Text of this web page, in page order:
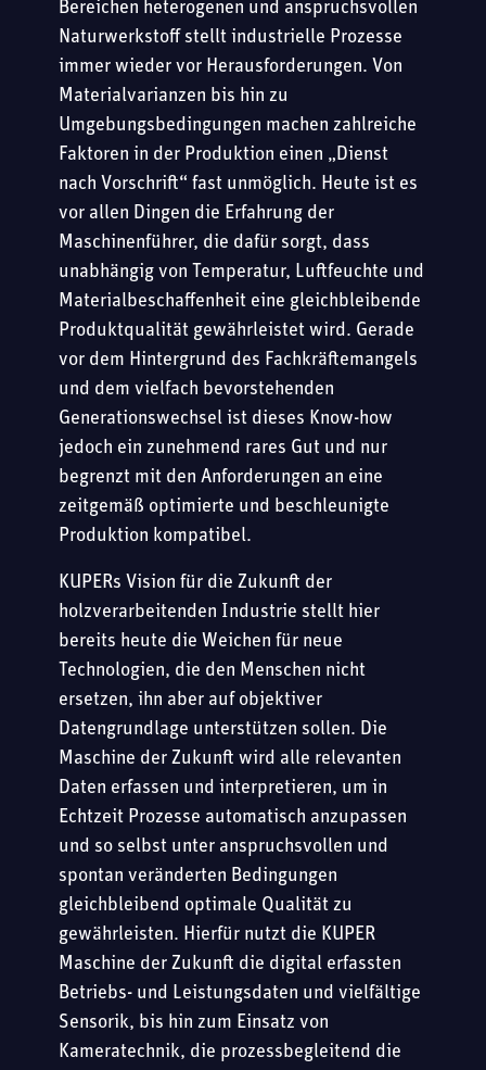
Bereichen heterogenen und anspruchsvollen
Naturwerkstoff stellt industrielle Prozesse
immer wieder vor Herausforderungen. Von
Materialvarianzen bis hin zu
Umgebungsbedingungen machen zahlreiche
Faktoren in der Produktion einen „Dienst
nach Vorschrift“ fast unmöglich. Heute ist es
vor allen Dingen die Erfahrung der
Maschinenführer, die dafür sorgt, dass
unabhängig von Temperatur, Luftfeuchte und
Materialbeschaffenheit eine gleichbleibende
Produktqualität gewährleistet wird. Gerade
vor dem Hintergrund des Fachkräftemangels
und dem vielfach bevorstehenden
Generationswechsel ist dieses Know-how
jedoch ein zunehmend rares Gut und nur
begrenzt mit den Anforderungen an eine
zeitgemäß optimierte und beschleunigte
Produktion kompatibel.
KUPERs Vision für die Zukunft der
holzverarbeitenden Industrie stellt hier
bereits heute die Weichen für neue
Technologien, die den Menschen nicht
ersetzen, ihn aber auf objektiver
Datengrundlage unterstützen sollen. Die
Maschine der Zukunft wird alle relevanten
Daten erfassen und interpretieren, um in
Echtzeit Prozesse automatisch anzupassen
und so selbst unter anspruchsvollen und
spontan veränderten Bedingungen
gleichbleibend optimale Qualität zu
gewährleisten. Hierfür nutzt die KUPER
Maschine der Zukunft die digital erfassten
Betriebs- und Leistungsdaten und vielfältige
Sensorik, bis hin zum Einsatz von
Kameratechnik, die prozessbegleitend die